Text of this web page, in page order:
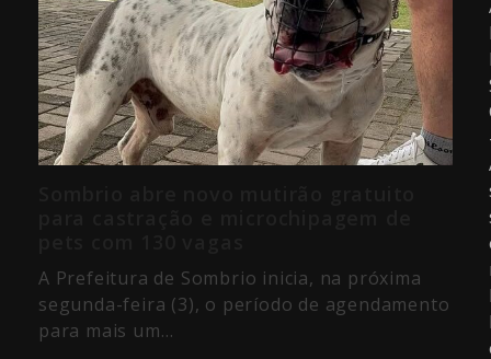
A Prefeitura de Sombrio inicia, na próxima
segunda-feira (3), o período de agendamento
para mais um…